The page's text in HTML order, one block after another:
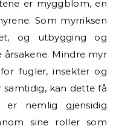
er myggblom, en
Som myrriksen
og utbygging og
Mindre myr
fugler, insekter og
kan dette få
er nemlig gjensidig
sine roller som